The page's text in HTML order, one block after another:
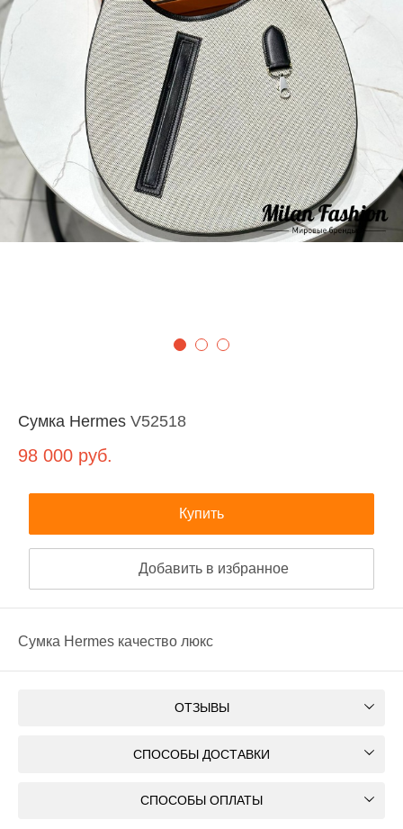
Сумка Hermes V52518
98 000 руб.
Купить
Добавить в избранное
Сумка Hermes качество люкс
ОТЗЫВЫ
СПОСОБЫ ДОСТАВКИ
СПОСОБЫ ОПЛАТЫ